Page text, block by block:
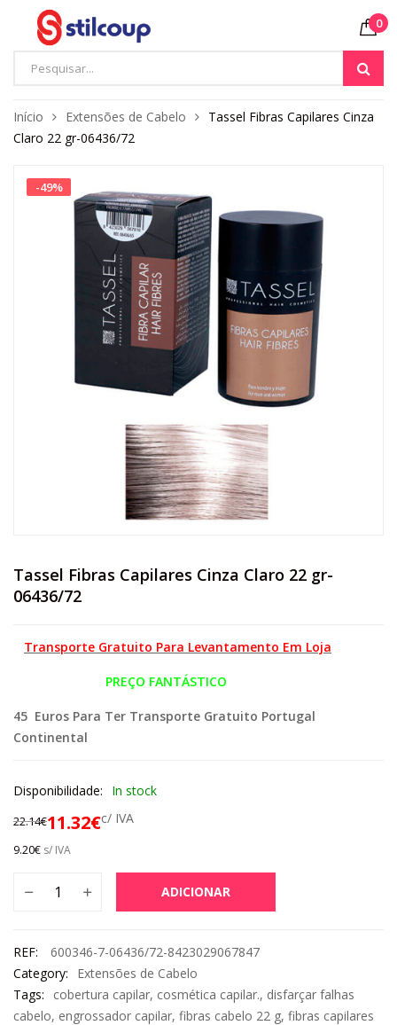
0
Início Extensões de Cabelo
Tassel Fibras Capilares Cinza
Claro 22 gr-06436/72
-49%
Tassel Fibras Capilares Cinza Claro 22 gr-
06436/72
Transporte Gratuito Para Levantamento Em Loja
PREÇO FANTÁSTICO
45 Euros Para Ter Transporte Gratuito Portugal
Continental
Disponibilidade: In stock
22.14€11.32€c/ IVA
9.20€ s/ IVA
ADICIONAR
REF:
600346-7-06436/72-8423029067847
Category:
Extensões de Cabelo
Tags:
cobertura capilar, cosmética capilar., disfarçar falhas
cabelo, engrossador capilar, fibras cabelo 22 g, fibras capilares